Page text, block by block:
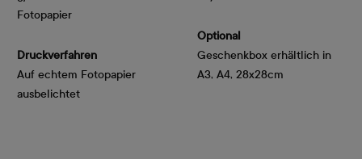
Fotopapier
Druckverfahren
Auf echtem Fotopapier
ausbelichtet
Optional
Geschenkbox erhältlich in
A3, A4, 28x28cm